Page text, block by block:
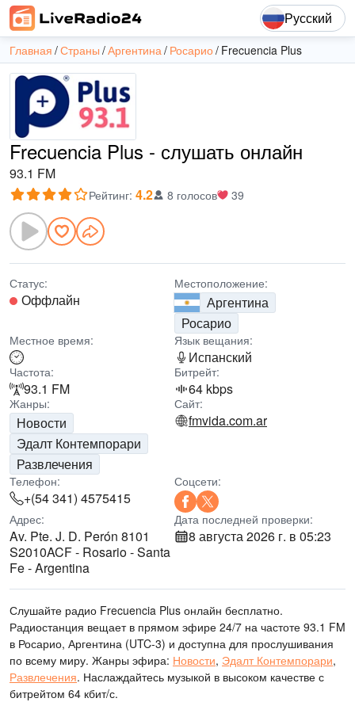
Русский
Главная Страны Аргентина Росарио Frecuencia Plus
Frecuencia Plus - слушать онлайн
93.1 FM
Рейтинг: 4.2 8 голосов 39
Статус:
Оффлайн
Местоположение:
Аргентина
Росарио
Местное время: Язык вещания:
Испанский
Частота:
93.1 FM
Битрейт:
64 kbps
Жанры:
Новости
Эдалт Контемпорари
Развлечения
Сайт:
fmvida.com.ar
Телефон:
+(54 341) 4575415
Соцсети:
Адрес:
Av. Pte. J. D. Perón 8101
S2010ACF - Rosario - Santa
Fe - Argentina
Дата последней проверки:
8 августа 2026 г. в 05:23
Слушайте радио Frecuencia Plus онлайн бесплатно.
Радиостанция вещает в прямом эфире 24/7 на частоте 93.1 FM
в Росарио, Аргентина (UTC-3) и доступна для прослушивания
по всему миру. Жанры эфира: Новости, Эдалт Контемпорари,
Развлечения. Наслаждайтесь музыкой в высоком качестве с
битрейтом 64 кбит/с.